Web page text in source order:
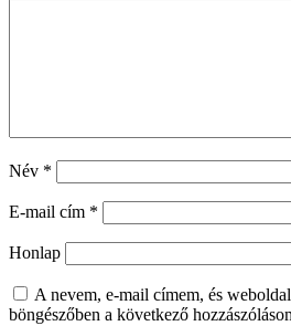
Név *
E-mail cím *
Honlap
A nevem, e-mail címem, és
böngészőben a következő